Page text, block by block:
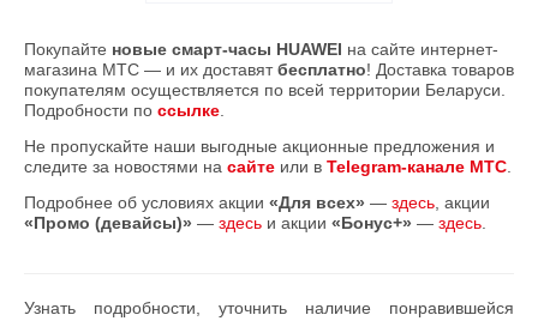
Покупайте новые смарт-часы HUAWEI на сайте интернет-
магазина МТС — и их доставятбесплатно! Доставка товаров
покупателям осуществляется по всей территории Беларуси.
Подробности по ссылке.
Не пропускайте наши выгодные акционные предложения и
следите за новостями на сайте или в Telegram-канале МТС.
Подробнее об условиях акции «Для всех» — здесь, акции
«Промо (девайсы)» — здесь и акции «Бонус+» — здесь.
Узнать подробности, уточнить наличие понравившейся